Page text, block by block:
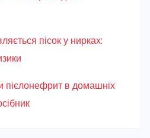
пісок у нирках:
пієлонефрит в домашніх